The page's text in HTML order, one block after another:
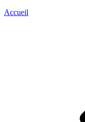
Accueil